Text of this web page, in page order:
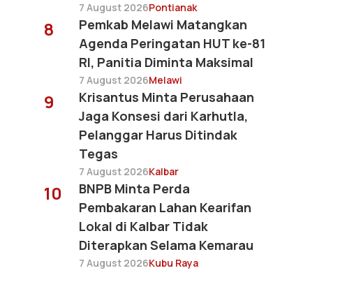
7 August 2026Pontianak
8
Pemkab Melawi Matangkan
Agenda Peringatan HUT ke-81
RI, Panitia Diminta Maksimal
7 August 2026Melawi
9
Krisantus Minta Perusahaan
Jaga Konsesi dari Karhutla,
Pelanggar Harus Ditindak
Tegas
7 August 2026Kalbar
10
BNPB Minta Perda
Pembakaran Lahan Kearifan
Lokal di Kalbar Tidak
Diterapkan Selama Kemarau
7 August 2026Kubu Raya